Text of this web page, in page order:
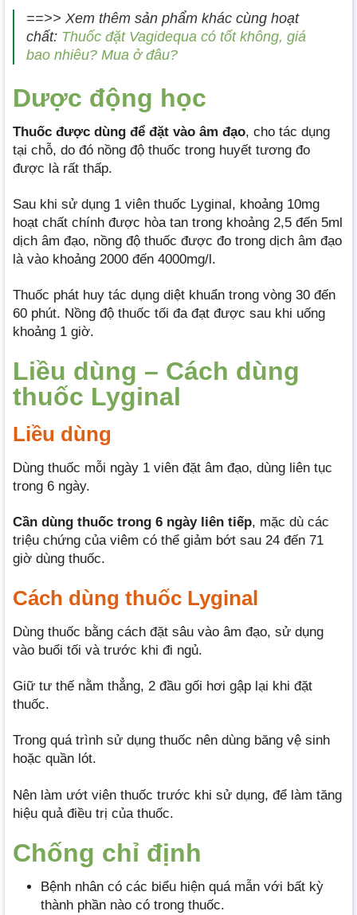
==>> Xem thêm sản phẩm khác cùng hoạt
chất: Thuốc đặt Vagidequa có tốt không, giá
bao nhiêu? Mua ở đâu?
Dược động học
Thuốc được dùng để đặt vào âm đạo, cho tác dụng
tại chỗ, do đó nồng độ thuốc trong huyết tương đo
được là rất thấp.
Sau khi sử dụng 1 viên thuốc Lyginal, khoảng 10mg
hoạt chất chính được hòa tan trong khoảng 2,5 đến 5ml
dịch âm đạo, nồng độ thuốc được đo trong dịch âm đạo
là vào khoảng 2000 đến 4000mg/l.
Thuốc phát huy tác dụng diệt khuẩn trong vòng 30 đến
60 phút. Nồng độ thuốc tối đa đạt được sau khi uống
khoảng 1 giờ.
Liều dùng – Cách dùng
thuốc Lyginal
Liều dùng
Dùng thuốc mỗi ngày 1 viên đặt âm đạo, dùng liên tục
trong 6 ngày.
Cần dùng thuốc trong 6 ngày liên tiếp, mặc dù các
triệu chứng của viêm có thể giảm bớt sau 24 đến 71
giờ dùng thuốc.
Cách dùng thuốc Lyginal
Dùng thuốc bằng cách đặt sâu vào âm đạo, sử dụng
vào buổi tối và trước khi đi ngủ.
Giữ tư thế nằm thẳng, 2 đầu gối hơi gập lại khi đặt
thuốc.
Trong quá trình sử dụng thuốc nên dùng băng vệ sinh
hoặc quần lót.
Nên làm ướt viên thuốc trước khi sử dụng, để làm tăng
hiệu quả điều trị của thuốc.
Chống chỉ định
Bệnh nhân có các biểu hiện quá mẫn với bất kỳ
thành phần nào có trong thuốc.